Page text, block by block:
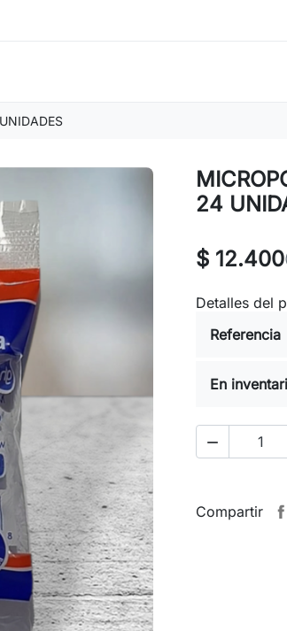
24
$ 12.400
Detalles del
Referencia
En

Compartir